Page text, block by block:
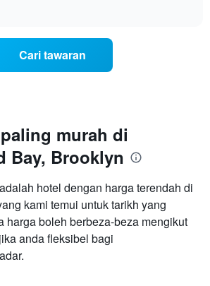
Cari tawaran
murah di
Bay, Brooklyn
hotel dengan harga terendah di
kami temui untuk tarikh yang
harga boleh berbeza-beza mengikut
anda fleksibel bagi